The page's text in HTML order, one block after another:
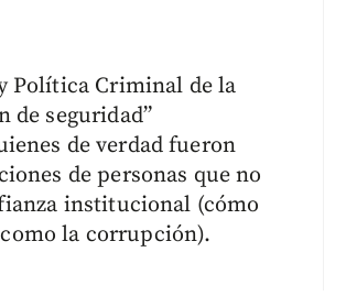
Política Criminal de la
de seguridad”
de verdad fueron
de personas que no
institucional (cómo
la corrupción).